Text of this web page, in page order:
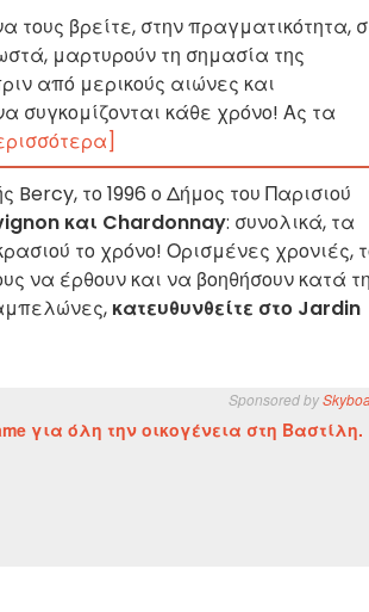
τους βρείτε, στην πραγματικότητα,
μαρτυρούν τη σημασία της
από μερικούς αιώνες και
συγκομίζονται κάθε χρόνο! Ας τα
το 1996 ο Δήμος του Παρισιού
και Chardonnay: συνολικά, τα
το χρόνο! Ορισμένες χρονιές,
να έρθουν και να βοηθήσουν κατά
κατευθυνθείτε στο Jardin